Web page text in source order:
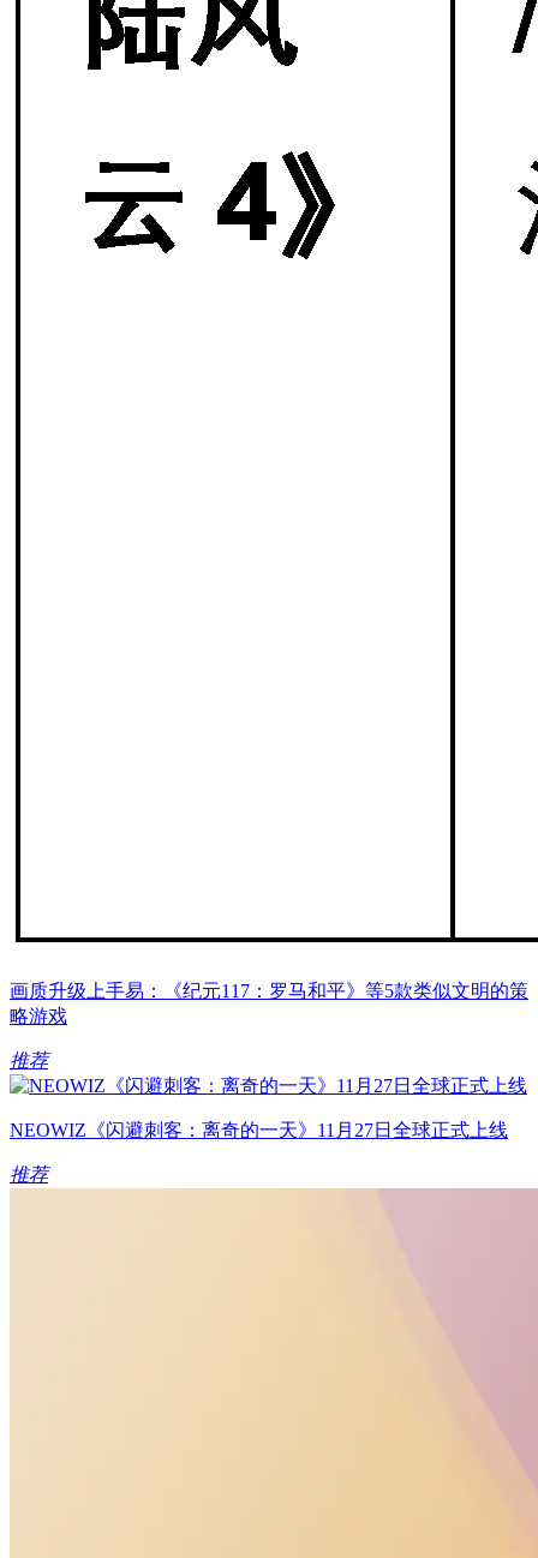
画质升级上手易：《纪元117：罗马和平》等5款类似文明的策
略游戏
推荐
NEOWIZ《闪避刺客：离奇的一天》11月27日全球正式上线
推荐